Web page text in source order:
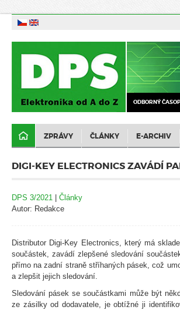
ODBORNÝ
ZPRÁVY ČLÁNKY E-ARCHIV
DIGI-KEY ELECTRONICS ZAVÁDÍ
DPS 3/2021 | Články
Autor: Redakce
Distributor Digi-Key Electronics, který má
součástek, zavádí zlepšené sledování
přímo na zadní straně stříhaných pásek, což
a zlepšit jejich sledování.
Sledování pásek se součástkami může být
ze zásilky od dodavatele, je obtížné ji